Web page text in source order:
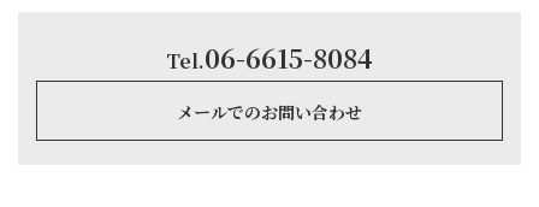
Tel.06-6615-8084
メールでのお問い合わせ